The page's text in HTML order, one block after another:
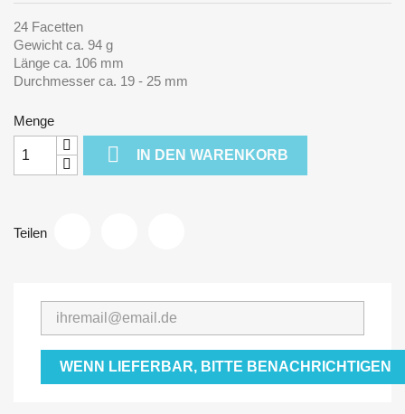
24 Facetten
Gewicht ca. 94 g
Länge ca. 106 mm
Durchmesser ca. 19 - 25 mm
Menge
 IN DEN WARENKORB
Teilen
WENN LIEFERBAR, BITTE BENACHRICHTIGEN